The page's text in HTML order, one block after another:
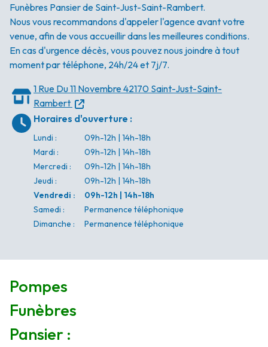
Funèbres Pansier de Saint-Just-Saint-Rambert.
Nous vous recommandons d'appeler l'agence avant votre
venue, afin de vous accueillir dans les meilleures conditions.
En cas d'urgence décès, vous pouvez nous joindre à tout
moment par téléphone, 24h/24 et 7j/7.
1 Rue Du 11 Novembre42170 Saint-Just-Saint-
Rambert
Horaires d'ouverture :
Lundi :
09h-12h | 14h-18h
Mardi :
09h-12h | 14h-18h
Mercredi :
09h-12h | 14h-18h
Jeudi :
09h-12h | 14h-18h
Vendredi :
09h-12h | 14h-18h
Samedi :
Permanence téléphonique
Dimanche : Permanence téléphonique
Pompes
Funèbres
Pansier :